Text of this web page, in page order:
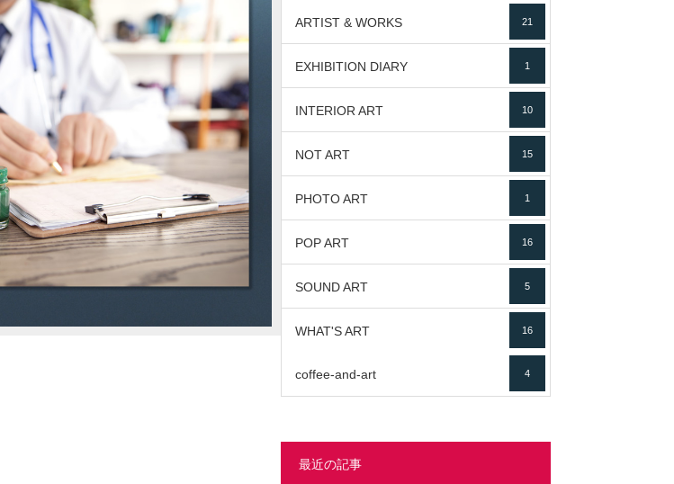
ARTIST & WORKS 21
EXHIBITION DIARY 1
INTERIOR ART 10
NOT ART 15
PHOTO ART 1
POP ART 16
SOUND ART 5
WHAT'S ART 16
coffee-and-art 4
最近の記事